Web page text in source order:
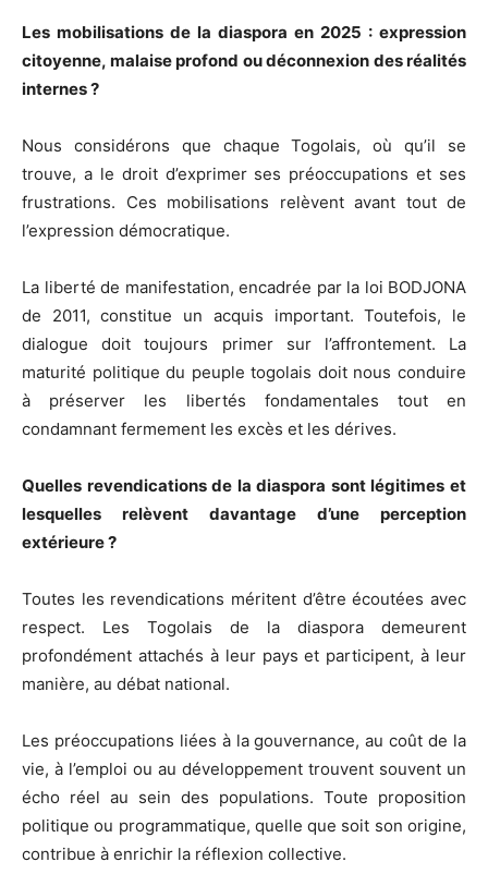
Les mobilisations de la diaspora en 2025 : expression
citoyenne, malaise profond ou déconnexion des réalités
internes ?
Nous considérons que chaque Togolais, où qu’il se
trouve, a le droit d’exprimer ses préoccupations et ses
frustrations. Ces mobilisations relèvent avant tout de
l’expression démocratique.
La liberté de manifestation, encadrée par la loi BODJONA
de 2011, constitue un acquis important. Toutefois, le
dialogue doit toujours primer sur l’affrontement. La
maturité politique du peuple togolais doit nous conduire
à préserver les libertés fondamentales tout en
condamnant fermement les excès et les dérives.
Quelles revendications de la diaspora sont légitimes et
lesquelles relèvent davantage d’une perception
extérieure ?
Toutes les revendications méritent d’être écoutées avec
respect. Les Togolais de la diaspora demeurent
profondément attachés à leur pays et participent, à leur
manière, au débat national.
Les préoccupations liées à la gouvernance, au coût de la
vie, à l’emploi ou au développement trouvent souvent un
écho réel au sein des populations. Toute proposition
politique ou programmatique, quelle que soit son origine,
contribue à enrichir la réflexion collective.